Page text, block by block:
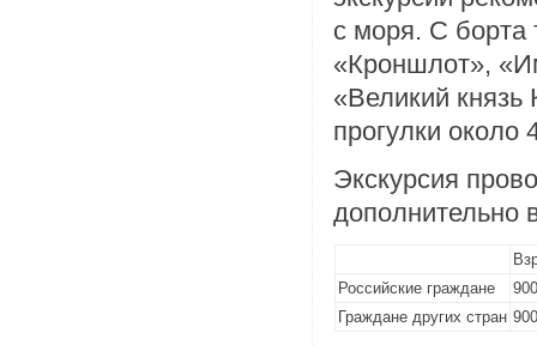
с моря. С борта
«Кроншлот»,
«Великий князь
прогулки около
Экскурсия
дополнительно
Российские граждане
Граждане других стран